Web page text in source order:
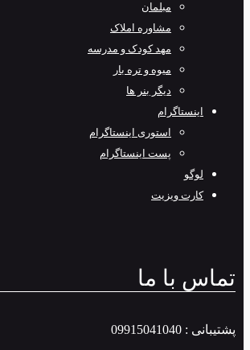
مبلمان
مشاوره املاک
مهد کودک و مدرسه
میوه و تره بار
دیگر بنر ها
اینستاگرام
استوری اینستاگرام
پست اینستاگرام
لوگو
کارت ویزیت
تماس با ما
پشتیبانی : 09915041040